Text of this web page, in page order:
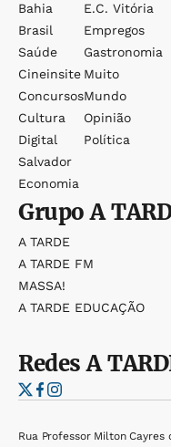
Bahia
Brasil
Saúde
Cineinsite
Concursos
Cultura
Digital
Salvador
Economia
E.c. Vitória
Empregos
Gastronomia
Muito
Mundo
Opinião
Política
GrupoA
A TARDE
A TARDE FM
MASSA!
A TARDE EDUCAÇÃO
RedesA
Rua Professor Milton